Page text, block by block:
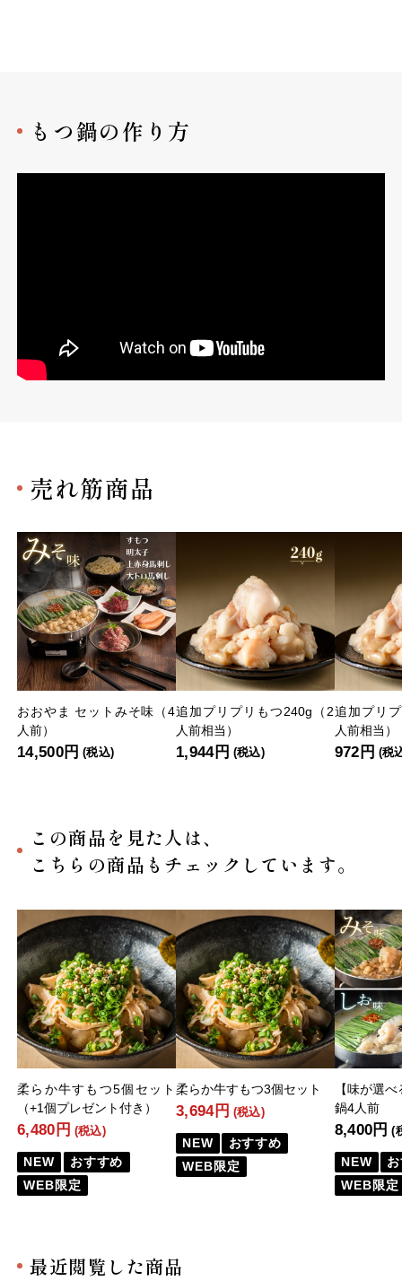
もつ鍋の作り方
売れ筋商品
おおやま セットみそ味（4
人前）
14,500円 (税込)
追加プリプリもつ240g（2
人前相当）
1,944円 (税込)
追加プリ
人前相当）
972円 (税
この商品を見た人は、
こちらの商品もチェックしています。
柔らか牛すもつ5個セット
（+1個プレゼント付き）
6,480円 (税込)
NEW
おすすめ
WEB限定
柔らか牛すもつ3個セット
3,694円 (税込)
NEW
おすすめ
WEB限定
【味が選
鍋4人前
8,400円 (
NEW
WEB限定
最近閲覧した商品